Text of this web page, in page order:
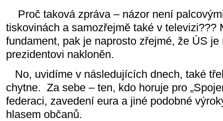
Proč taková zpráva – názor není
tiskovinách a samozřejmě také v televizi???
fundament, pak je naprosto zřejmé, že ÚS je
prezidentovi nakloněn.
No, uvidíme v následujících dnech, také
chytne. Za sebe – ten, kdo horuje pro
federaci, zavedení eura a jiné podobné
hlasem občanů.